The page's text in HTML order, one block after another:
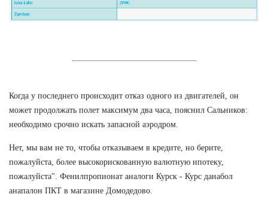
Когда у последнего происходит отказ одного из двигателей, он
может продолжать полет максимум два часа, пояснил Сальников:
необходимо срочно искать запасной аэродром.
Нет, мы вам не то, чтобы отказываем в кредите, но берите,
пожалуйста, более высокорискованную валютную ипотеку,
пожалуйста". Фенилпропионат аналоги Курск - Курс данабол
анапалон ПКТ в магазине Домодедово.